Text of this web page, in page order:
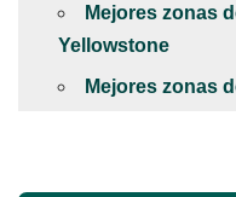
Mejores zonas
Yellowstone
Mejores zonas